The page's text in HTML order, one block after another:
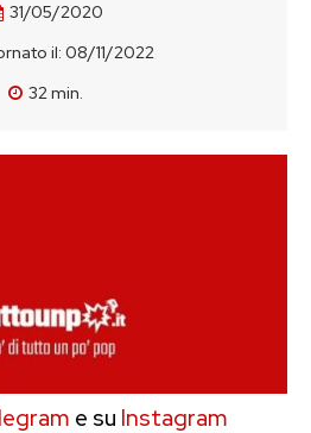
31/05/2020
il: 08/11/2022
32min.
e su Instagram